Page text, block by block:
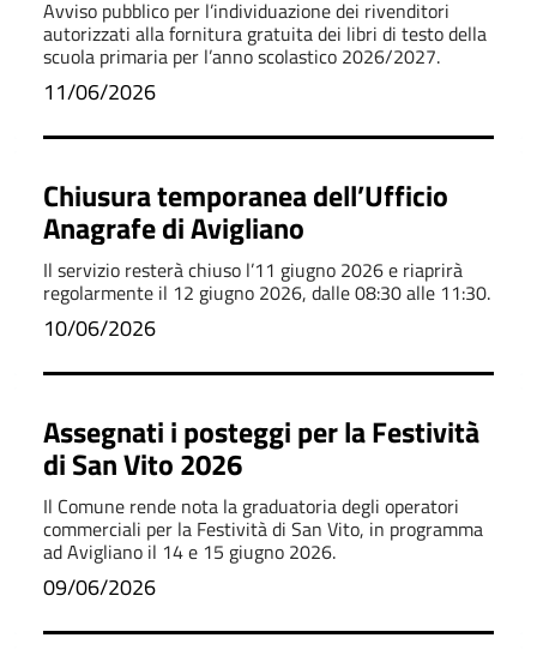
Avviso pubblico per l’individuazione dei rivenditori
autorizzati alla fornitura gratuita dei libri di testo della
scuola primaria per l’anno scolastico 2026/2027.
11/06/2026
Chiusura temporanea dell’Ufficio
Anagrafe di Avigliano
Il servizio resterà chiuso l’11 giugno 2026 e riaprirà
regolarmente il 12 giugno 2026, dalle 08:30 alle 11:30.
10/06/2026
Assegnati i posteggi per la Festività
di San Vito 2026
Il Comune rende nota la graduatoria degli operatori
commerciali per la Festività di San Vito, in programma
ad Avigliano il 14 e 15 giugno 2026.
09/06/2026